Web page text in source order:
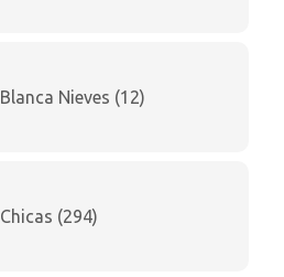
Blanca Nieves (12)
Chicas (294)